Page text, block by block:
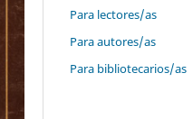
Para lectores/as
Para autores/as
Para bibliotecarios/as